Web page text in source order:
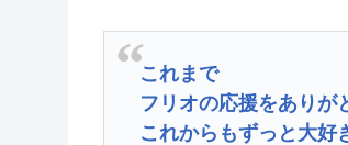
これまで
フリオの応援をありが
これからもずっと大好